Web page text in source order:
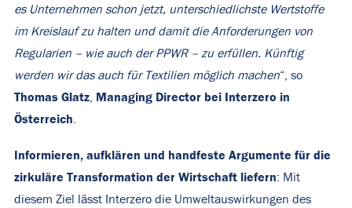
es Unternehmen schon jetzt, unterschiedlichste Wertstoffe
im Kreislauf zu halten und damit die Anforderungen von
Regularien – wie auch der PPWR – zu erfüllen. Künftig
werden wir das auch für Textilien möglich machen“, so
Thomas Glatz Managing Director bei Interzero in
Österreich
Informieren, aufklären und handfeste Argumente für die
zirkuläre Transformation der Wirtschaft liefern: Mit
diesem Ziel lässt Interzero die Umweltauswirkungen des